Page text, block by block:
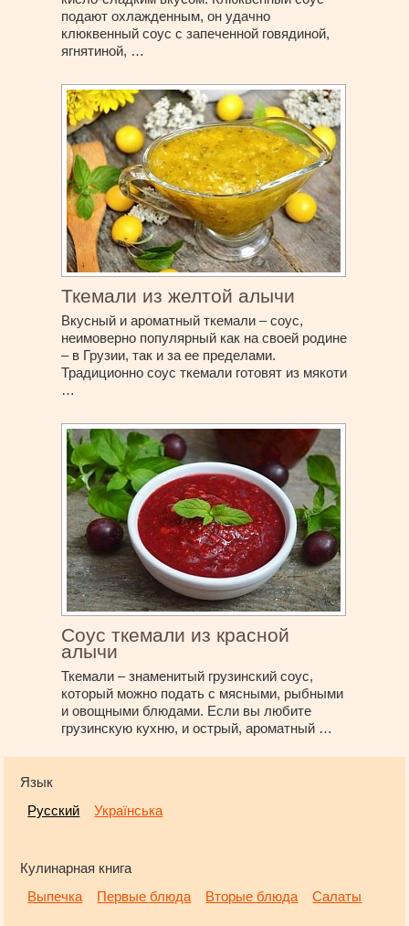
подают охлажденным, он удачно
клюквенный соус с запеченной говядиной,
ягнятиной, …
Ткемали из желтой алычи
Вкусный и ароматный ткемали – соус,
неимоверно популярный как на своей родине
– в Грузии, так и за ее пределами.
Традиционно соус ткемали готовят из мякоти
…
Соус ткемали из красной
алычи
Ткемали – знаменитый грузинский соус,
который можно подать с мясными, рыбными
и овощными блюдами. Если вы любите
грузинскую кухню, и острый, ароматный …
Язык
Русский
Українська
Кулинарная книга
Выпечка
Первые блюда Вторые блюда Салаты